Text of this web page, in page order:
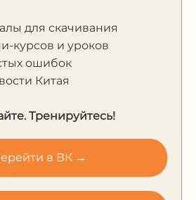
для скачивания
курсов и уроков
ошибок
Китая
Тренируйтесь!
в ВК →